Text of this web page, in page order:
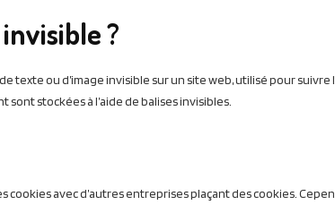
invisible ?
texte ou d’image invisible sur un site web, utilisé pour suivre
stockées à l’aide de balises invisibles.
cookies avec d’autres entreprises plaçant des cookies.